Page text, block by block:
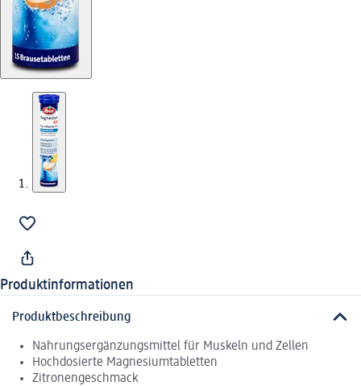
Produktinformationen
Produktbeschreibung
Nahrungsergänzungsmittel für Muskeln und Zellen
Hochdosierte Magnesiumtabletten
Zitronengeschmack